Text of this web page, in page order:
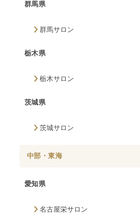
群馬県
群馬サロン
栃木県
栃木サロン
茨城県
茨城サロン
中部・東海
愛知県
名古屋栄サロン